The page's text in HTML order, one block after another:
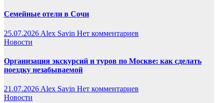
Семейные отели в Сочи
25.07.2026 Alex Savin Нет комментариев
Новости
Организация экскурсий и туров по Москве: как сделать
поездку незабываемой
21.07.2026 Alex Savin Нет комментариев
Новости